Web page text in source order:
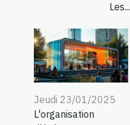
Les...
Jeudi 23/01/2025
L'organisation